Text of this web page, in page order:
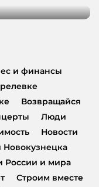
и финансы
Возвращайся
Люди
Новости
Новокузнецка
России и мира
Строим вместе